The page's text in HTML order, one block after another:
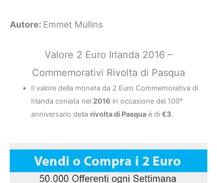
Autore: Emmet Mullins
Valore 2 Euro Irlanda 2016 –
Commemorativi Rivolta di Pasqua
Il valore della moneta da 2 Euro Commemorativa di
Irlanda coniata nel 2016 in occasione del 100°
anniversario della rivolta di Pasquaè di €3.